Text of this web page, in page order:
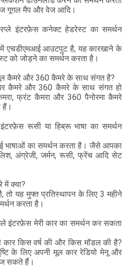
गूगल मैप और वेज आदि।
इंटरफ़ेस कनेक्ट हेडरेस्ट का समर्थन
में एचडीएमआई आउटपुट है, यह कारखाने के
को जोड़ने का समर्थन करता है।
कैमरे और 360 कैमरे के साथ संगत है?
कैमरे और 360 कैमरे के साथ संगत हो
फ्रंट कैमरा और 360 पैनोरमा कैमरे
हैं।
रूसी या हिब्रू भाषा का समर्थन
भाषाओं का समर्थन करता है। जैसे आपका
अंग्रेजी, जर्मन, रूसी, फ्रेंच आदि सेट
में क्या?
तो यह मुफ्त प्रतिस्थापन के लिए 3 महीने
करता है।
इंटरफ़ेस मेरी कार का समर्थन कर सकता
किस वर्ष की और किस मॉडल की है?
के लिए अपनी मूल कार रेडियो मेनू और
सकते हैं।